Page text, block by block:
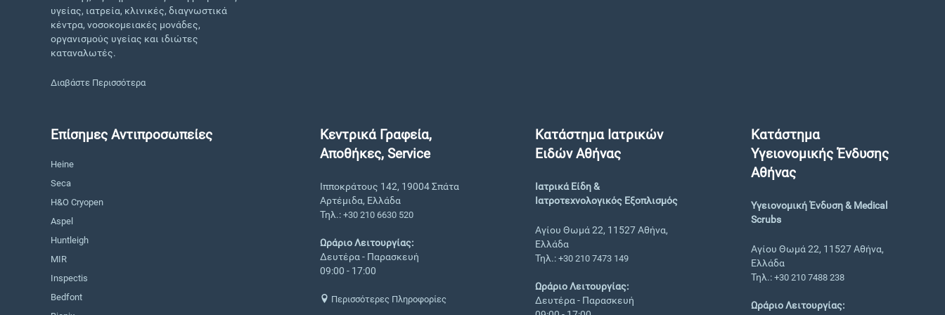
υγείας, ιατρεία, κλινικές, διαγνωστικά
κέντρα, νοσοκομειακές μονάδες,
οργανισμούς υγείας και ιδιώτες
καταναλωτές.
Διαβάστε Περισσότερα
Επίσημες Αντιπροσωπείες
Heine
Seca
H&O Cryopen
Aspel
Huntleigh
MIR
Inspectis
Bedfont
Κεντρικά Γραφεία,
Αποθήκες, Service
Ιπποκράτους 142, 19004 Σπάτα
Αρτέμιδα, Ελλάδα
Τηλ.: +30 210 6630 520
Ωράριο Λειτουργίας:
Δευτέρα - Παρασκευή
09:00 - 17:00
Περισσότερες Πληροφορίες
Κατάστημα Ιατρικών
Ειδών Αθήνας
Ιατρικά Είδη &
Ιατροτεχνολογικός Εξοπλισμός
Αγίου Θωμά 22, 11527 Αθήνα,
Ελλάδα
Τηλ.:+30 210 7473 149
Ωράριο Λειτουργίας:
Δευτέρα - Παρασκευή
Κατάστημα
Υγειονομικής Ένδυσης
Αθήνας
Υγειονομική Ένδυση & Medical
Scrubs
Αγίου Θωμά 22, 11527 Αθήνα,
Ελλάδα
Τηλ.: +30 210 7488 238
Ωράριο Λειτουργίας: